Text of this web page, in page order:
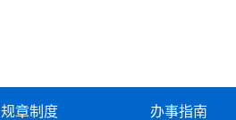
规章制度 办事指南